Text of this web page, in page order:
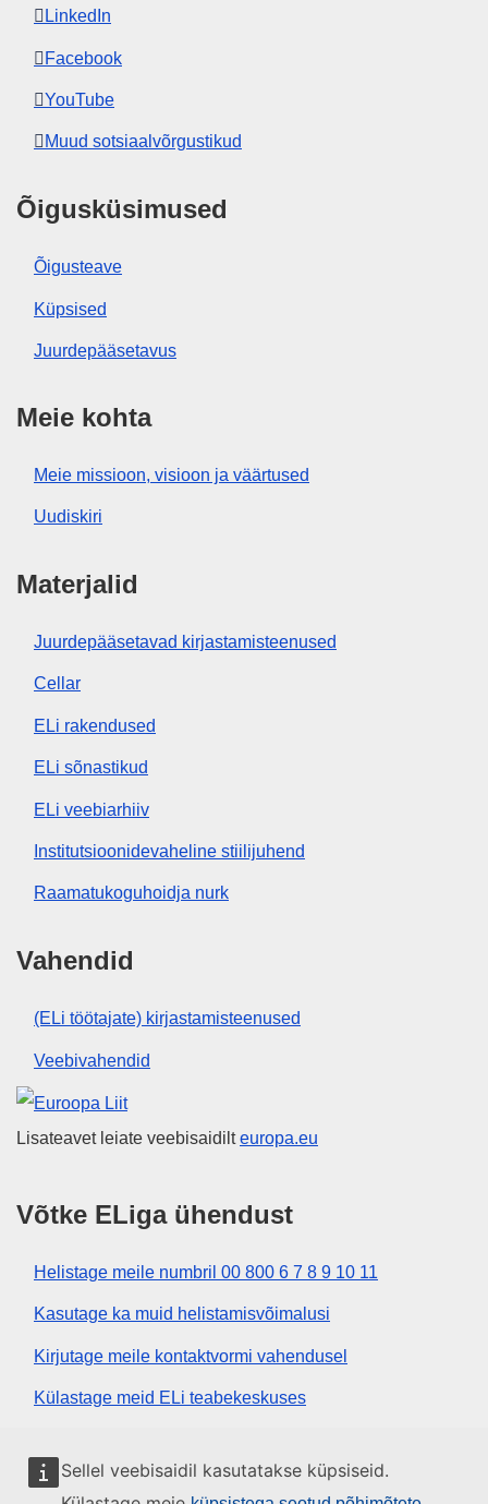
Sellel veebisaidil kasutatakse küpsiseid.
LinkedIn
Facebook
YouTube
Muud sotsiaalvõrgustikud
Õigusküsimused
Õigusteave
Küpsised
Juurdepääsetavus
Meie kohta
Meie missioon, visioon ja väärtused
Uudiskiri
Materjalid
Juurdepääsetavad kirjastamisteenused
Cellar
ELi rakendused
ELi sõnastikud
ELi veebiarhiiv
Institutsioonidevaheline stiilijuhend
Raamatukoguhoidja nurk
Vahendid
(ELi töötajate) kirjastamisteenused
Veebivahendid
Euroopa Liit
Lisateavet leiate veebisaidilteuropa.eu
Võtke ELiga ühendust
Helistage meile numbril 00 800 6 7 8 9 10 11
Kasutage ka muid helistamisvõimalusi
Kirjutage meile kontaktvormi vahendusel
Külastage meid ELi teabekeskuses
Sotsiaalmeedia